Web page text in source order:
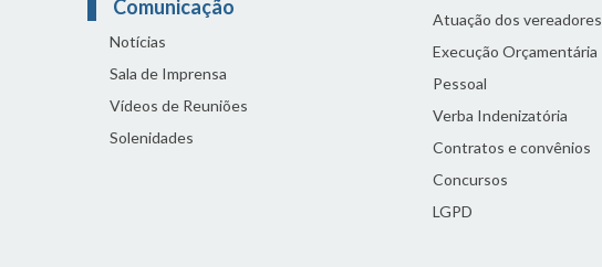
Comunicação
Notícias
Sala de Imprensa
Vídeos de Reuniões
Solenidades
Atuação dos vereadores
Execução Orçamentária
Pessoal
Verba Indenizatória
Contratos e convênios
Concursos
LGPD